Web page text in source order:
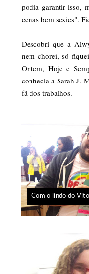
podia garantir isso,
cenas bem sexies".
Descobri que a
nem chorei, só
Ontem, Hoje e
conhecia a Sarah J.
fã dos trabalhos.
Com o lindo do